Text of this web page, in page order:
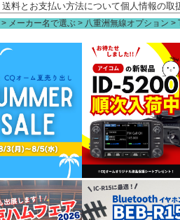
送料とお支払い方法について個人情報の取
メーカー名で選ぶ 八重洲無線オプション